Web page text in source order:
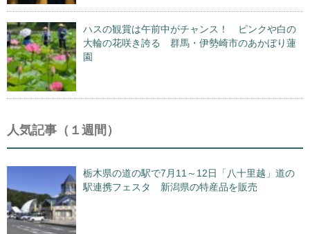
ハスの観賞は午前中がチャンス！ ピンクや白の
大輪の花咲き誇る 群馬・伊勢崎市のあかぼり蓮
園
人気記事（１週間）
栃木県の道の駅で7月11～12日「八十里越」道の
駅連携フェスタ 新潟県の特産品を販売